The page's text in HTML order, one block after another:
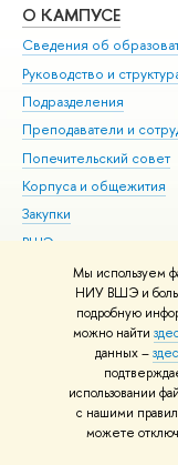
Мы используем
НИУ ВШЭ и
подробную
можно найти
данных –
использовании
с нашими
можете
О КАМПУСЕ
Сведения об
Руководство и
Подразделения
Преподаватели и
Попечительский совет
Корпуса и общежития
Закупки
ВШЭ для студентов с
здоровья и
Версия для
Единая платежная
© НИУ ВШЭ 1993–2026
материалов Политика
Шрифты HSE Sans и